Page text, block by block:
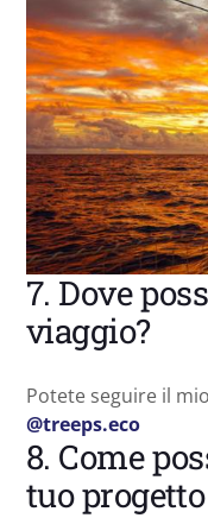
7. Dove
viaggio?
Potete seguire il
@treeps.eco
8. Come
tuo